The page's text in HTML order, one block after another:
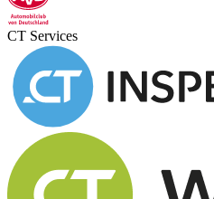
CT Services